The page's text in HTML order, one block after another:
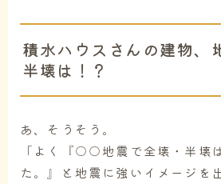
積水ハウスさんの建物、
半壊は！？
あ、そうそう。
「よく『○○地震で全壊・半壊
た。』と地震に強いイメージを